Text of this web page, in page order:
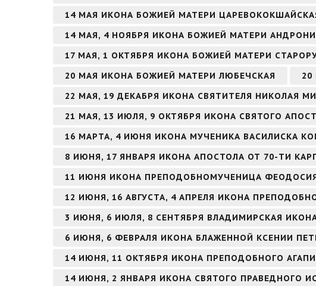
14 МАЯ ИКОНА БОЖИЕЙ МАТЕРИ
14 МАЯ, 4 НОЯБРЯ ИКОНА БОЖИЕЙ МАТЕРИ
17 МАЯ, 1 ОКТЯБРЯ ИКОНА БОЖИЕЙ МАТЕРИ
20 МАЯ ИКОНА БОЖИЕЙ МАТЕРИ ЛЮБЕЧСКАЯ
22 МАЯ, 19 ДЕКАБРЯ ИКОНА СВЯТИТЕЛЯ НИКОЛАЯ
21 МАЯ, 13 ИЮЛЯ, 9 ОКТЯБРЯ ИКОНА СВЯТОГО
16 МАРТА, 4 ИЮНЯ ИКОНА МУЧЕНИКА ВАСИЛИСКА
8 ИЮНЯ, 17 ЯНВАРЯ ИКОНА АПОСТОЛА ОТ 70-ТИ
11 ИЮНЯ ИКОНА ПРЕПОДОБНОМУЧЕНИЦА
12 ИЮНЯ, 16 АВГУСТА, 4 АПРЕЛЯ ИКОНА
3 ИЮНЯ, 6 ИЮЛЯ, 8 СЕНТЯБРЯ ВЛАДИМИРСКАЯ
6 ИЮНЯ, 6 ФЕВРАЛЯ ИКОНА БЛАЖЕННОЙ КСЕНИИ
14 ИЮНЯ, 11 ОКТЯБРЯ ИКОНА ПРЕПОДОБНОГО
14 ИЮНЯ, 2 ЯНВАРЯ ИКОНА СВЯТОГО ПРАВЕДНОГО